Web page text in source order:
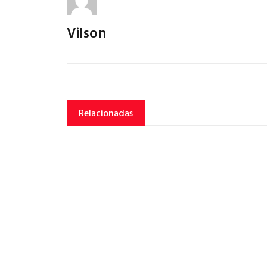
Vilson
Relacionadas